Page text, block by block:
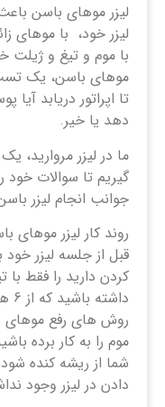
لیزر موهای باسن
لیزر خود، با موهای
با موم و تیغ و ژیلت
موهای باسن، یک
تا اپراتور دریابد
دهد یا خیر.
ما در لیزر مروارید،
گیریم تا سوالات خود
جوانب انجام لیزر
روند کار لیزر
قبل از جلسه لیزر خود
کردن دارید را فقط
روش های رفع موهای
موم را به کار برده
شما از ریشه کنده
دادن در لیزر وجود